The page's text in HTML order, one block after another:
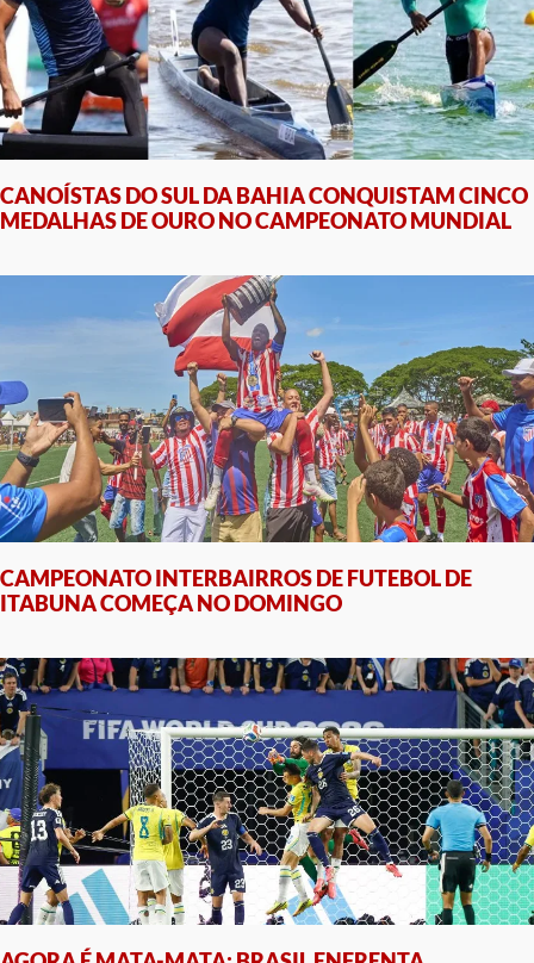
CANOÍSTAS DO SUL DA BAHIA CONQUISTAM CINCO
MEDALHAS DE OURO NO CAMPEONATO MUNDIAL
CAMPEONATO INTERBAIRROS DE FUTEBOL DE
ITABUNA COMEÇA NO DOMINGO